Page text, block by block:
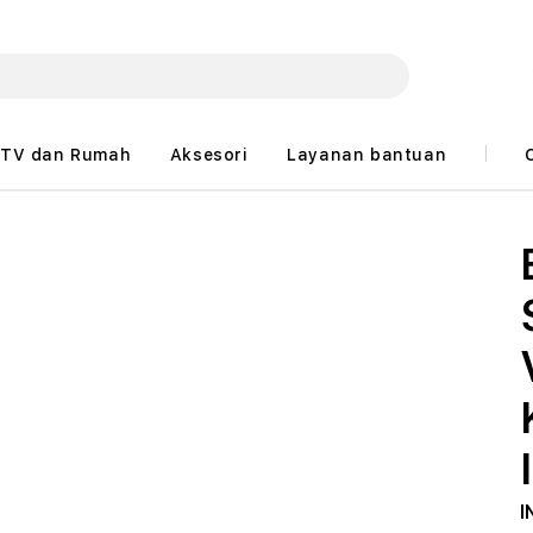
TV dan Rumah Aksesori Layanan bantuan